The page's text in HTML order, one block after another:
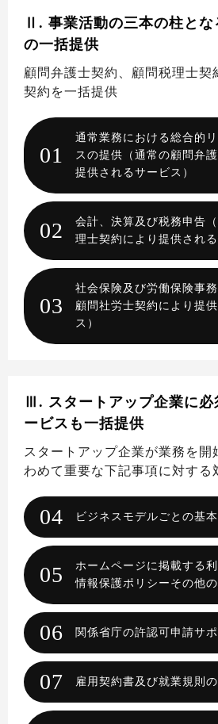
Ⅱ. 事業活動の三本の柱と
の一括提供
顧問弁護士契約、顧問税理士契
契約を一括提供
01
通常業務における総合的
スの提供（通常の顧問弁
提供されるサービス）
02
会計、決算及び税務申告
理士契約により提供される
03
社会保険及び労働保険事
顧問社労士契約により提
ス）
Ⅲ. スタートアップ企業に
ービスも一括提供
スタートアップ企業が業務を開
わめて重要な下記事項に対する
04 ビジネスモデルごとの基
05
ホームページに掲載する
情報保護ポリシーその他
06 関係省庁の許認可申請サポ
07 雇用契約書及び就業規則